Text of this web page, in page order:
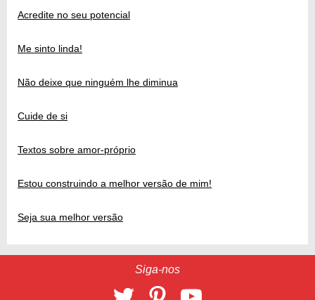
Acredite no seu potencial
Me sinto linda!
Não deixe que ninguém lhe diminua
Cuide de si
Textos sobre amor-próprio
Estou construindo a melhor versão de mim!
Seja sua melhor versão
Siga-nos